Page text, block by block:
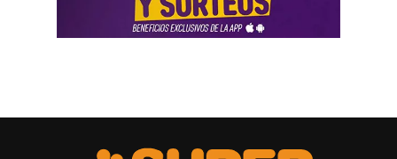
faltó documentación contable específica. También
sostuvo que el progenitor estaba en mejores condiciones
dinámicas. Según la resolución, ese principio impone el